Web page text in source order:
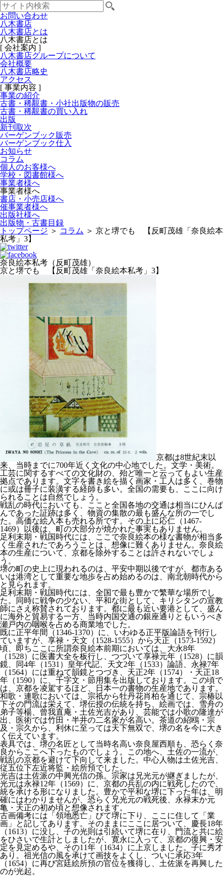
お問い合わせ
八木書店
八木書店とは
八木書店とは
[ 会社案内 ]
八木書店グループについて
会社概要
八木書店略史
アクセス
[ 事業内容 ]
事業の紹介
古書・稀覯書・小社出版物の販売
古書・稀覯書の買い入れ
出版
新刊取次
バーゲンブック販売
バーゲンブック仕入
お知らせ
コラム
個人のお客様へ
学校・図書館様へ
事業者様へ
事業者様へ
書店・小売店様へ
催事業者様へ
出版社様へ
出版物・古書目録
トップページ ＞ コラム ＞ 京と堺でも 【反町茂雄「奈良絵本
私考」3】
奈良絵本私考（反町茂雄）
京と堺でも 【反町茂雄「奈良絵本私考」3】
京都は8世紀末以
来、当時までに700年近く文化の中心地でした。文学・美術。
工芸に関するすべての文化財の、殆ど唯一と云ってもよい生産
拠点であります。文字を書き絵を描く画家・工人は多く、巻物
に或は冊子に装潢する経師も多い。全国の需要も、ここに向け
られることは自然でしょう。
戦乱の時代においても、ここと全国各地の交通は相当にひんぱ
んであった証跡は多く、物資の集散の最も盛んな所の一でし
た。高価な絵入本も売れる所です。その上に応仁（1467-
1469）以後は、町の大部分が焼かれた事実もありません。
足利末期・戦国時代には、ここで奈良絵本の様な書物が相当多
く生産されたであろうことは、想像に難くありません。奈良絵
本の生産について、京都を除外することは許されないでしょ
う。
堺の町の史上に現われるのは、平安中期以後ですが、都市ある
いは港湾として重要な地歩を占め始めるのは、南北朝時代から
と見られます。
足利末期・戦国時代には、全国で最も豊かで繁華な場所でし
た。同時に戦争の少ない、平和な街として、キリシタンの宣教
師にさえ称賛されております。都に最も近い要港として、盛ん
に海外と貿易する一方、当時内国交通の銀座通りともいうべき
瀬戸内の咽喉を占める商業地でした。
既に正平年間（1346-1370）に、いわゆる正平版論語を刊行し
ていますが、享禄・天文（1528-1555）から天正（1573-1592）
頃、即ちここに所謂奈良絵本前期においては、大永8年
（1528）に医書大全を板行し、つづいて享禄元年（1528）に韻
鏡、同4年（1531）皇年代記、天文2年（1533）論語、永禄7年
（1564）には重ねて韻鏡とつづき、天正2年（1574）・天正18
年（1590）に、千字文・節用集を出版しております。この頃で
は、京都を凌駕するほど、日本一の書物の生産地であります。
和歌・連歌においては、宗祇から牡丹花肖柏を通じて、宗椿以
下その門流は栄えて、堺伝授の伝統を持ち、絵画では、雪舟の
弟子等楊、曾我直庵・土佐光吉があり、芸能では小歌の隆達が
出、医術では竹田・半井の二名家が名高い。茶道の紹鴎・宗
及・宗久から、利休に至っては天下無双で、堺の名を今に大き
く伝えています。
表具では、堺の名匠として当時名高い奈良屋西順も、恐らく奈
良からここへ下ったものでしょう。この地へ、土佐の一流が、
戦乱の京都を避けて下向して来ました。中心人物は土佐光吉、
従五位下左近将監・絵所預でした。
光吉は土佐派の中興光信の孫。宗家は兄光元が継ぎましたが、
光元は永禄12年（1569）に、京都の兵乱の内に戦死したので、
統を承ける形になりました。豊かで平和な堺に下った年は、明
確にはわかりませんが、恐らく兄光元の戦死後、永禄末か元
亀・天正の初め頃と想像されます。
古画備考には「領地悉亡」びて堺に下り、ここに住して「業
画」と記してあります。そのままにここに居ついて、慶長18年
（1613）に没し、子の光則は引続いて堺に在り、門流と共に絵
をひさいで生計としましたが、寛永に入って、京都の復興・安
定を見定めるや、その11年（1634）に上京しました。子に秀才
あり。祖光信の風を承けて画技をよくし、ついに承応3年
（1654）に再び宮廷絵所預の官位を獲得し、土佐派を再興した
のが光起。